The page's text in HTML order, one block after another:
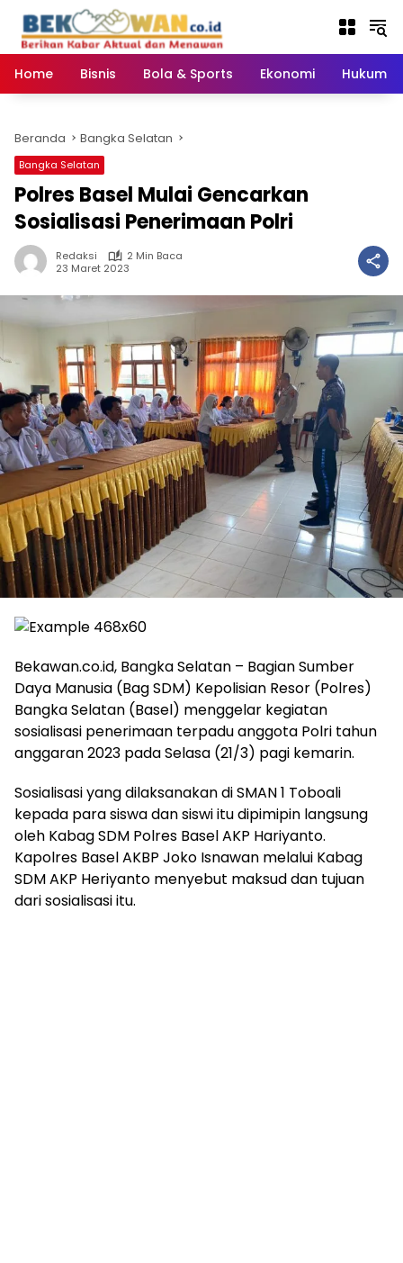
konten
Home
Bisnis Bola & Sports Ekonomi Hukum
Beranda Bangka Selatan
Bangka Selatan
Polres Basel Mulai Gencarkan
Sosialisasi Penerimaan Polri
Redaksi
2 Min Baca
23 Maret 2023
Bekawan.co.id, Bangka Selatan – Bagian Sumber
Daya Manusia (Bag SDM) Kepolisian Resor (Polres)
Bangka Selatan (Basel) menggelar kegiatan
sosialisasi penerimaan terpadu anggota Polri tahun
anggaran 2023 pada Selasa (21/3) pagi kemarin.
Sosialisasi yang dilaksanakan di SMAN 1 Toboali
kepada para siswa dan siswi itu dipimipin langsung
oleh Kabag SDM Polres Basel AKP Hariyanto.
Kapolres Basel AKBP Joko Isnawan melalui Kabag
SDM AKP Heriyanto menyebut maksud dan tujuan
dari sosialisasi itu.